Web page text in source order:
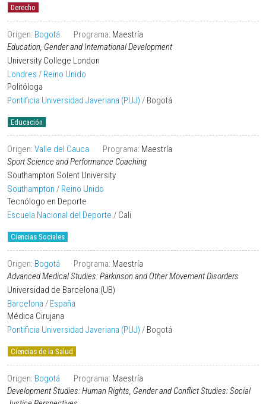
Derecho
Origen: Bogotá Programa: Maestría
Education, Gender and International Development
University College London
Londres / Reino Unido
Politóloga
Pontificia Universidad Javeriana (PUJ) / Bogotá
Educación
Origen: Valle del Cauca Programa: Maestría
Sport Science and Performance Coaching
Southampton Solent University
Southampton / Reino Unido
Tecnólogo en Deporte
Escuela Nacional del Deporte / Cali
Ciencias Sociales
Origen: Bogotá Programa: Maestría
Advanced Medical Studies: Parkinson and Other Movement Disorders
Universidad de Barcelona (UB)
Barcelona / España
Médica Cirujana
Pontificia Universidad Javeriana (PUJ) / Bogotá
Ciencias de la Salud
Origen: Bogotá Programa: Maestría
Development Studies: Human Rights, Gender and Conflict Studies: Social